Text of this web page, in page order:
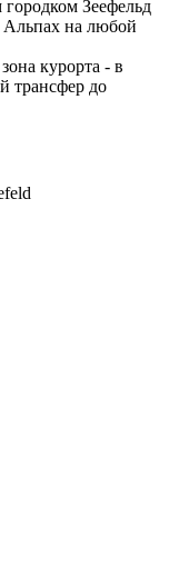
Зеефельд
Альпах на любой
курорта - в
трансфер до